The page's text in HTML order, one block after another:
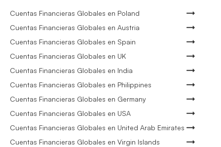
Cuentas Financieras Globales en Poland
Cuentas Financieras Globales en Austria
Cuentas Financieras Globales en Spain
Cuentas Financieras Globales en UK
Cuentas Financieras Globales en India
Cuentas Financieras Globales en Philippines
Cuentas Financieras Globales en Germany
Cuentas Financieras Globales en USA
Cuentas Financieras Globales en United Arab Emirates
Cuentas Financieras Globales en Virgin Islands